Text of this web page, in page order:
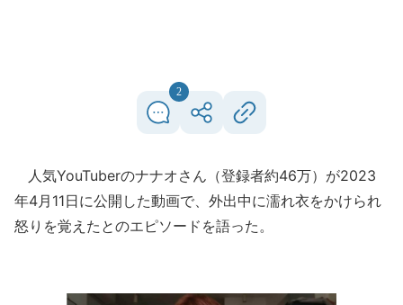
2
人気YouTuberのナナオさん（登録者約46万）が2023
年4月11日に公開した動画で、外出中に濡れ衣をかけられ
怒りを覚えたとのエピソードを語った。